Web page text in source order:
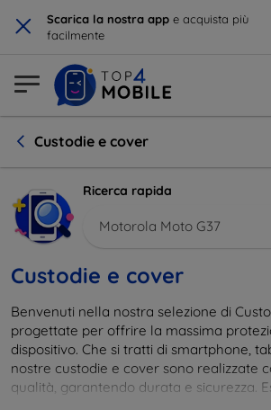
× Scarica la nostra app e acquista più
facilmente
Custodie e cover
Ricerca rapida
Motorola Moto G37
Custodie e cover
Benvenuti nella nostra selezione di
progettate per offrire la massima
dispositivo. Che si tratti di smartphone,
nostre custodie e cover sono realizzate
qualità, garantendo durata e sicurezza.